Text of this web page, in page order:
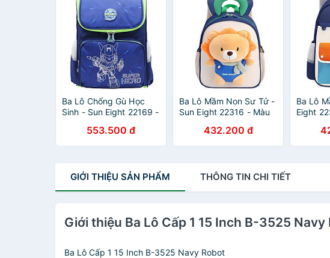
Ba Lô Chống Gù Học
Sinh - Sun Eight 22169 -
553.500 đ
Ba Lô Mầm Non Sư Tử -
Sun Eight 22316 - Màu
432.200 đ
Ba Lô
Eight
GIỚI THIỆU SẢN PHẨM THÔNG TIN CHI TIẾT
Giới thiệu Ba Lô Cấp 1 15 Inch B-3525 Navy
Ba Lô Cấp 1 15 Inch B-3525 Navy Robot